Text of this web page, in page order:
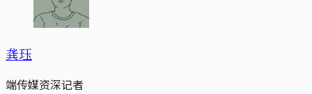
龚珏
端传媒资深记者